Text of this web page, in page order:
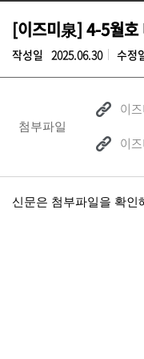
[이즈미泉] 4-5월호
작성일 2025.06.30 수정
첨부파일
이
이
신문은 첨부파일을 확인